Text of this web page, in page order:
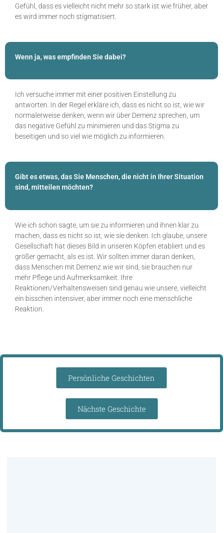
Gefühl, dass es vielleicht nicht mehr so stark ist wie früher, aber
es wird immer noch stigmatisiert.
Wenn ja, was empfinden Sie dabei?
Ich versuche immer mit einer positiven Einstellung zu
antworten. In der Regel erkläre ich, dass es nicht so ist, wie wir
normalerweise denken, wenn wir über Demenz sprechen, um
das negative Gefühl zu minimieren und das Stigma zu
beseitigen und so viel wie möglich zu informieren.
Gibt es etwas, das Sie Menschen, die nicht in Ihrer Situation
sind, mitteilen möchten?
Wie ich schon sagte, um sie zu informieren und ihnen klar zu
machen, dass es nicht so ist, wie sie denken. Ich glaube, unsere
Gesellschaft hat dieses Bild in unseren Köpfen etabliert und es
größer gemacht, als es ist. Wir sollten immer daran denken,
dass Menschen mit Demenz wie wir sind, sie brauchen nur
mehr Pflege und Aufmerksamkeit. Ihre
Reaktionen/Verhaltensweisen sind genau wie unsere, vielleicht
ein bisschen intensiver, aber immer noch eine menschliche
Reaktion.
Persönliche Geschichten
Nächste Geschichte